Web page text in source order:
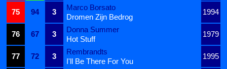
75
94 3
Marco Borsato
1994
Dromen Zijn Bedrog
76
67 3
Donna Summer
1979
Hot Stuff
77
72 3
Rembrandts
1995
I'll Be There For You